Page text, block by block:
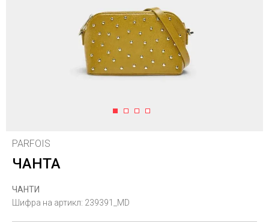
1 2 3 4
PARFOIS
ЧАНТА
ЧАНТИ
Шифра на артикл: 239391_MD